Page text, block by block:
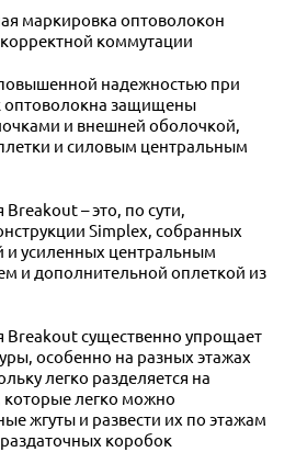
маркировка оптоволокон
коммутации
надежностью при
оптоволокна защищены
и внешней оболочкой,
и силовым центральным
– это, по сути,
Simplex, собранных
и усиленных центральным
и дополнительной оплеткой из
Breakout существенно упрощает
особенно на разных этажах
легко разделяется на
легко можно
жгуты и развести их по этажам
коробок